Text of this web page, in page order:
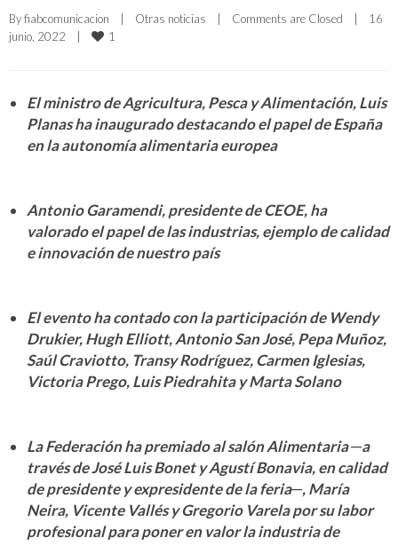
By fiabcomunicacion Otras noticias Comments are Closed
16
junio, 2022
1
El ministro de Agricultura, Pesca y Alimentación, Luis
Planas ha inaugurado destacando el papel de España
en la autonomía alimentaria europea
Antonio Garamendi, presidente de CEOE, ha
valorado el papel de las industrias, ejemplo de calidad
e innovación de nuestro país
El evento ha contado con la participación de Wendy
Drukier, Hugh Elliott, Antonio San José, Pepa Muñoz,
Saúl Craviotto, Transy Rodríguez, Carmen Iglesias,
Victoria Prego, Luis Piedrahita y Marta Solano
La Federación ha premiado al salón Alimentaria─a
través de José Luis Bonet y Agustí Bonavia, en calidad
de presidente y expresidente de la feria─, María
Neira, Vicente Vallés y Gregorio Varela por su labor
profesional para poner en valor la industria de